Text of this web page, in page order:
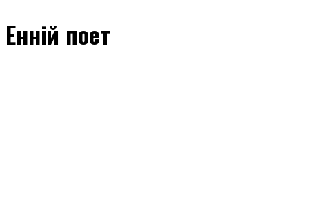
Енній поет